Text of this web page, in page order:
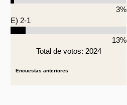
3%
E) 2-1
13%
Total de votos: 2024
Encuestas anteriores